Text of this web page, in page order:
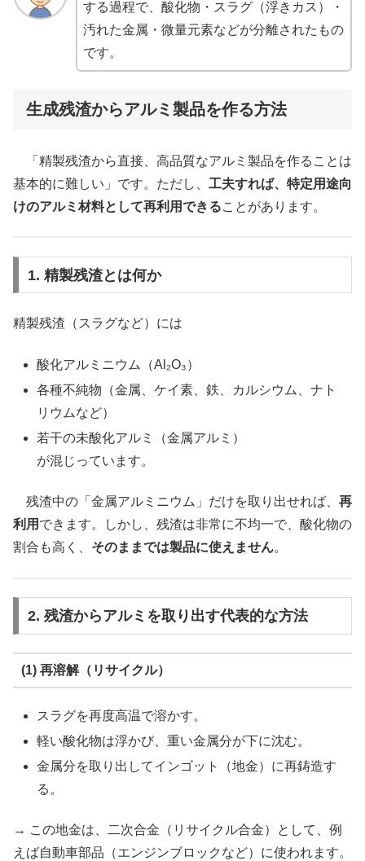
する過程で、酸化物・スラグ（浮きカス）・
汚れた金属・微量元素などが分離されたもの
です。
生成残渣からアルミ製品を作る方法
「精製残渣から直接、高品質なアルミ製品を作ることは
基本的に難しい」です。ただし、 工夫すれば、特定用途向
けのアルミ材料として再利用できることがあります。
1. 精製残渣とは何か
精製残渣（スラグなど）には
酸化アルミニウム（Al₂O₃）
各種不純物（金属、ケイ素、鉄、カルシウム、ナト
リウムなど）
若干の未酸化アルミ（金属アルミ）
が混じっています。
残渣中の「金属アルミニウム」だけを取り出せれば、 再
利用 できます。しかし、残渣は非常に不均一で、酸化物の
割合も高く、 そのままでは製品に使えません。
2. 残渣からアルミを取り出す代表的な方法
(1) 再溶解（リサイクル）
スラグを再度高温で溶かす。
軽い酸化物は浮かび、重い金属分が下に沈む。
金属分を取り出してインゴット（地金）に再鋳造す
る。
→ この地金は、二次合金（リサイクル合金）として、例
えば自動車部品（エンジンブロックなど）に使われます。